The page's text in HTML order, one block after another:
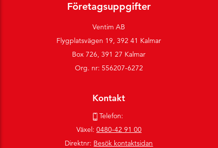
Företagsuppgifter
Ventim AB
Flygplatsvägen 19, 392 41 Kalmar
Box 726, 391 27 Kalmar
Org. nr: 556207-6272
Kontakt
Telefon:
Växel: 0480-42 91 00
Direktnr: Besök kontaktsidan